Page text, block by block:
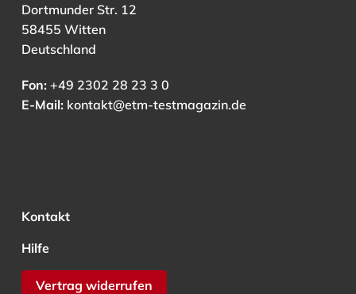
Dortmunder Str. 12
58455 Witten
Deutschland
Fon:+49 2302 28 23 3 0
E-Mail: kontakt@etm-testmagazin.de
Kontakt
Hilfe
Vertrag widerrufen